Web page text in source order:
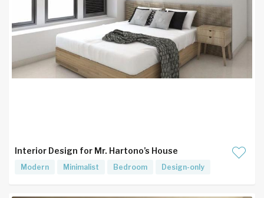
Interior Design for Mr. Hartono’s House
Modern Minimalist Bedroom Design-only